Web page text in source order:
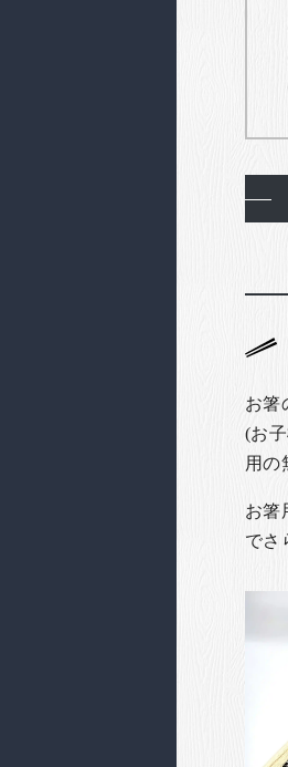
お箸
(お
用の
お箸
でさ